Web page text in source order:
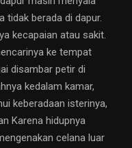
tidak berada di dapur.
kecapaian atau sakit.
ke tempat
disambar petir di
kedalam kamar,
keberadaan isterinya,
Karena hidupnya
celana luar